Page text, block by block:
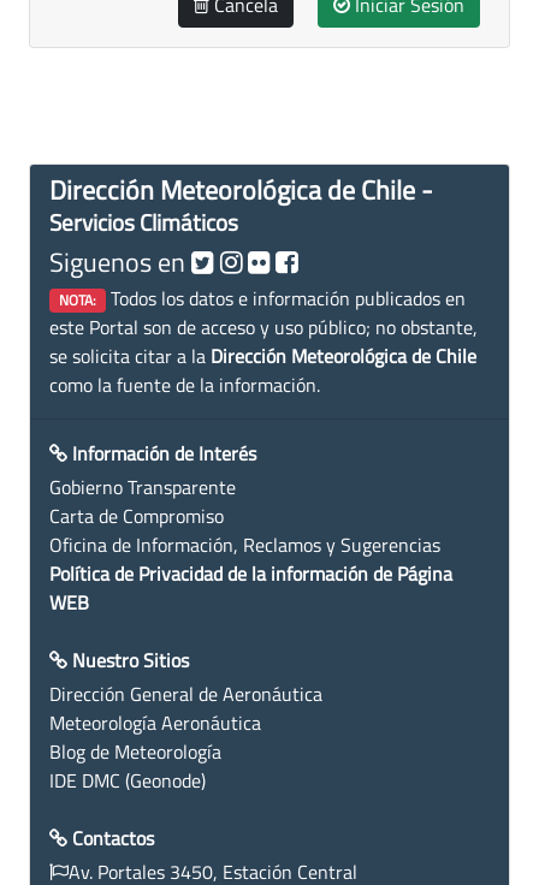
Dirección Meteorológica de Chile -
Servicios Climáticos
Siguenos en
NOTA: Todos los datos e información publicados en
este Portal son de acceso y uso público; no obstante,
se solicita citar a la Dirección Meteorológica de Chile
como la fuente de la información.
Información de Interés
Gobierno Transparente
Carta de Compromiso
Oficina de Información, Reclamos y Sugerencias
Política de Privacidad de la información de Página
WEB
Nuestro Sitios
Dirección General de Aeronáutica
Meteorología Aeronáutica
Blog de Meteorología
IDE DMC (Geonode)
Contactos
Av. Portales 3450, Estación Central